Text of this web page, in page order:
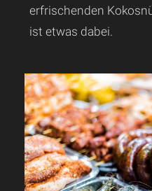
erfrischenden
ist etwas dabei.